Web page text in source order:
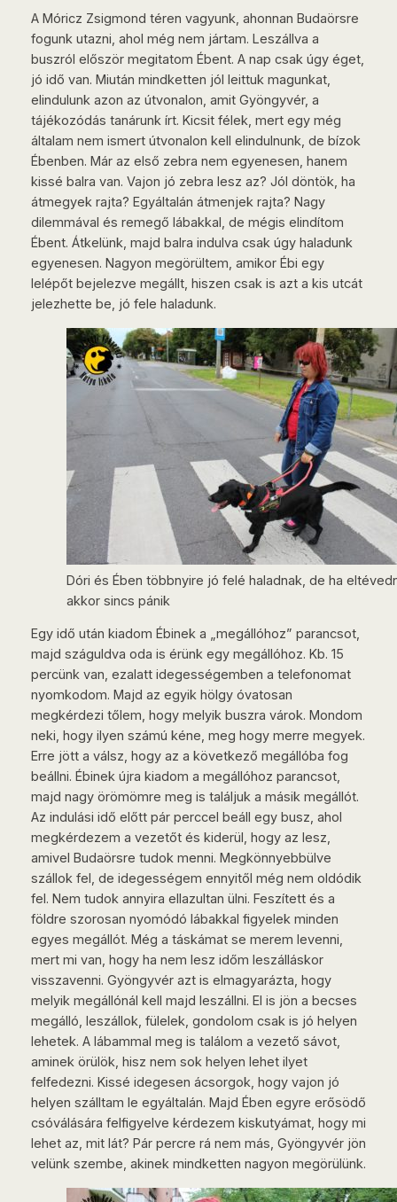
A Móricz Zsigmond téren vagyunk, ahonnan Budaörsre
fogunk utazni, ahol még nem jártam. Leszállva a
buszról először megitatom Ébent. A nap csak úgy éget,
jó idő van. Miután mindketten jól leittuk magunkat,
elindulunk azon az útvonalon, amit Gyöngyvér, a
tájékozódás tanárunk írt. Kicsit félek, mert egy még
általam nem ismert útvonalon kell elindulnunk, de bízok
Ébenben. Már az első zebra nem egyenesen, hanem
kissé balra van. Vajon jó zebra lesz az? Jól döntök, ha
átmegyek rajta? Egyáltalán átmenjek rajta? Nagy
dilemmával és remegő lábakkal, de mégis elindítom
Ébent. Átkelünk, majd balra indulva csak úgy haladunk
egyenesen. Nagyon megörültem, amikor Ébi egy
lelépőt bejelezve megállt, hiszen csak is azt a kis utcát
jelezhette be, jó fele haladunk.
Dóri és Ében többnyire jó felé haladnak, de ha
akkor sincs pánik
Egy idő után kiadom Ébinek a „megállóhoz” parancsot,
majd száguldva oda is érünk egy megállóhoz. Kb. 15
percünk van, ezalatt idegességemben a telefonomat
nyomkodom. Majd az egyik hölgy óvatosan
megkérdezi tőlem, hogy melyik buszra várok. Mondom
neki, hogy ilyen számú kéne, meg hogy merre megyek.
Erre jött a válsz, hogy az a következő megállóba fog
beállni. Ébinek újra kiadom a megállóhoz parancsot,
majd nagy örömömre meg is találjuk a másik megállót.
Az indulási idő előtt pár perccel beáll egy busz, ahol
megkérdezem a vezetőt és kiderül, hogy az lesz,
amivel Budaörsre tudok menni. Megkönnyebbülve
szállok fel, de idegességem ennyitől még nem oldódik
fel. Nem tudok annyira ellazultan ülni. Feszített és a
földre szorosan nyomódó lábakkal figyelek minden
egyes megállót. Még a táskámat se merem levenni,
mert mi van, hogy ha nem lesz időm leszálláskor
visszavenni. Gyöngyvér azt is elmagyarázta, hogy
melyik megállónál kell majd leszállni. El is jön a becses
megálló, leszállok, fülelek, gondolom csak is jó helyen
lehetek. A lábammal meg is találom a vezető sávot,
aminek örülök, hisz nem sok helyen lehet ilyet
felfedezni. Kissé idegesen ácsorgok, hogy vajon jó
helyen szálltam le egyáltalán. Majd Ében egyre erősödő
csóválására felfigyelve kérdezem kiskutyámat, hogy mi
lehet az, mit lát? Pár percre rá nem más, Gyöngyvér jön
velünk szembe, akinek mindketten nagyon megörülünk.